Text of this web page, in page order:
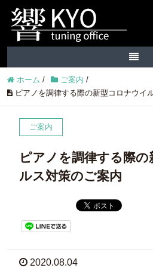
ホーム / ご案内 /
ピアノを調律する際の新型コロナウイ
ご案内
ピアノを調律する際
ルス対策のご案内
2020.08.04